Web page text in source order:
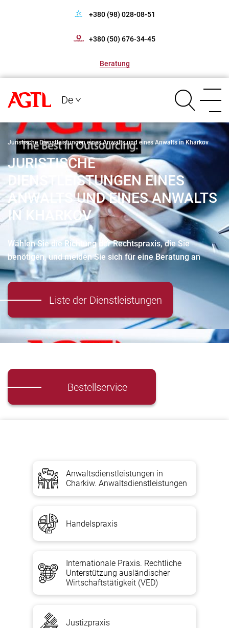
+380 (98) 028-08-51
+380 (50) 676-34-45
Beratung
De
Juristische Dienstleistungen eines Anwalts und eines Anwalts in Kharkov
JURISTISCHE
DIENSTLEISTUNGEN EINES
ANWALTS UND EINES ANWALTS
IN KHARKOV
Wählen Sie die Richtung der Rechtspraxis, die Sie
benötigen, und melden Sie sich für eine Beratung an
Liste der Dienstleistungen
Bestellservice
Anwaltsdienstleistungen in
Charkiw. Anwaltsdienstleistungen
Handelspraxis
Internationale Praxis. Rechtliche
Unterstützung ausländischer
Wirtschaftstätigkeit (VED)
Justizpraxis